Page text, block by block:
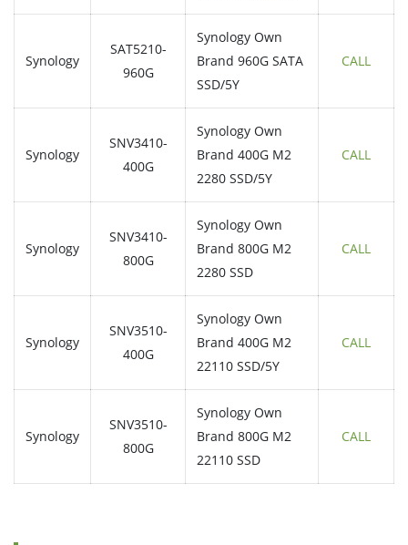
Synology
SAT5210-
960G
Synology Own
Brand 960G SATA
SSD/5Y
CALL
Synology
SNV3410-
400G
Synology Own
Brand 400G M2
2280 SSD/5Y
CALL
Synology
SNV3410-
800G
Synology Own
Brand 800G M2
2280 SSD
CALL
Synology
SNV3510-
400G
Synology Own
Brand 400G M2
22110 SSD/5Y
CALL
Synology
SNV3510-
800G
Synology Own
Brand 800G M2
22110 SSD
CALL